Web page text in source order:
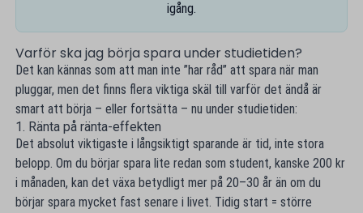
igång.
Varför ska jag börja spara under studietiden?
Det kan kännas som att man inte ”har råd” att spara när man
pluggar, men det finns flera viktiga skäl till varför det ändå är
smart att börja – eller fortsätta – nu under studietiden:
1. Ränta på ränta-effekten
Det absolut viktigaste i långsiktigt sparande är tid, inte stora
belopp. Om du börjar spara lite redan som student, kanske 200 kr
i månaden, kan det växa betydligt mer på 20–30 år än om du
börjar spara mycket fast senare i livet. Tidig start = större